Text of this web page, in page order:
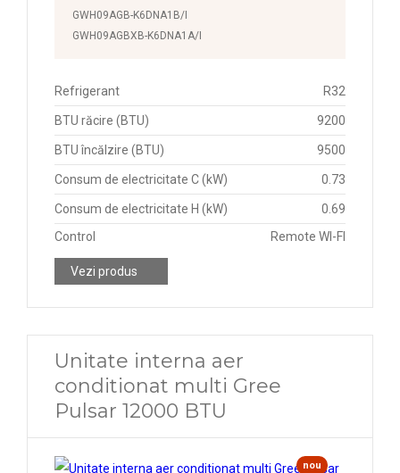
GWH09AGB-K6DNA1B/I
GWH09AGBXB-K6DNA1A/I
Refrigerant R32
BTU răcire (BTU) 9200
BTU încălzire (BTU) 9500
Consum de electricitate C (kW) 0.73
Consum de electricitate H (kW)
0.69
Control
Remote WI-FI
Vezi produs
Unitate interna aer
conditionat multi Gree
Pulsar 12000 BTU
nou